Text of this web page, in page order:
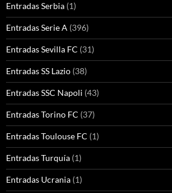
Entradas Serbia (1)
Entradas Serie A (396)
Entradas Sevilla FC (31)
Entradas SS Lazio (38)
Entradas SSC Napoli (43)
Entradas Torino FC (37)
Entradas Toulouse FC (1)
Entradas Turquía (1)
Entradas Ucrania (1)